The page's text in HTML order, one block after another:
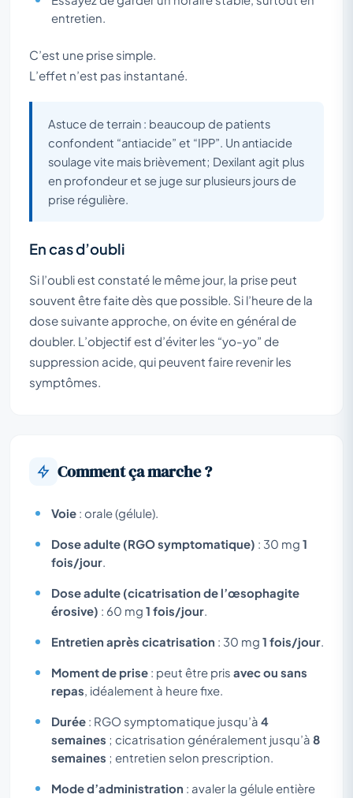
entretien.
C’est une prise simple.
L’effet n’est pas instantané.
Astuce de terrain : beaucoup de patients
confondent “antiacide” et “IPP”. Un antiacide
soulage vite mais brièvement; Dexilant agit plus
en profondeur et se juge sur plusieurs jours de
prise régulière.
En cas d’oubli
Si l’oubli est constaté le même jour, la prise peut
souvent être faite dès que possible. Si l’heure de la
dose suivante approche, on évite en général de
doubler. L’objectif est d’éviter les “yo-yo” de
suppression acide, qui peuvent faire revenir les
symptômes.
Comment ça marche ?
Voie : orale (gélule).
Dose adulte (RGO symptomatique) : 30 mg 1
fois/jour
Dose adulte (cicatrisation de l’œsophagite
érosive) : 60 mg 1 fois/jour
Entretien après cicatrisation : 30 mg 1 fois/jour
Moment de prise : peut être pris avec ou sans
repas , idéalement à heure fixe.
Durée : RGO symptomatique jusqu’à 4
semaines ; cicatrisation généralement jusqu’à 8
semaines ; entretien selon prescription.
Mode d’administration : avaler la gélule entière